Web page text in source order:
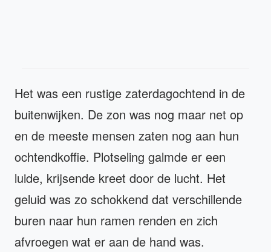
Het was een rustige zaterdagochtend in de
buitenwijken. De zon was nog maar net op
en de meeste mensen zaten nog aan hun
ochtendkoffie. Plotseling galmde er een
luide, krijsende kreet door de lucht. Het
geluid was zo schokkend dat verschillende
buren naar hun ramen renden en zich
afvroegen wat er aan de hand was.